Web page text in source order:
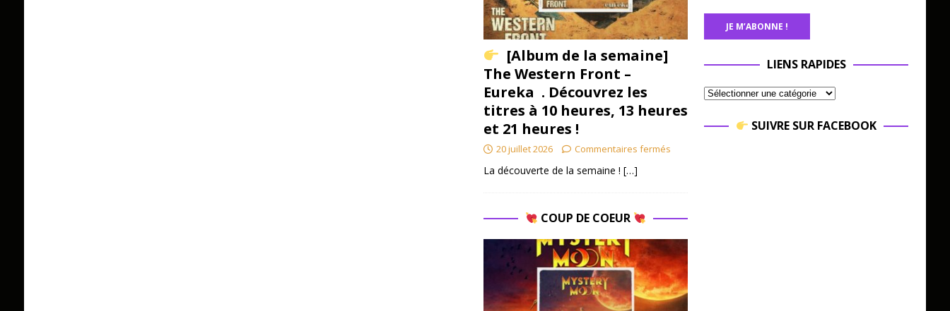
[Album de la semaine]
The Western Front –
Eureka . Découvrez les
titres à 10 heures, 13 heures
et 21 heures !
20 juillet 2026 Commentaires fermés
La découverte de la semaine ! […]
COUP DE COEUR
LIENS RAPIDES
SUIVRE SUR FACEBOOK